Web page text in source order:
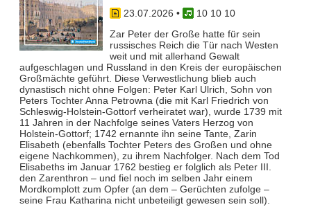
23.07.2026 •
10 10 10
Zar Peter der Große hatte für sein
russisches Reich die Tür nach Westen
weit und mit allerhand Gewalt
aufgeschlagen und Russland in den Kreis der europäischen
Großmächte geführt. Diese Verwestlichung blieb auch
dynastisch nicht ohne Folgen: Peter Karl Ulrich, Sohn von
Peters Tochter Anna Petrowna (die mit Karl Friedrich von
Schleswig-Holstein-Gottorf verheiratet war), wurde 1739 mit
11 Jahren in der Nachfolge seines Vaters Herzog von
Holstein-Gottorf; 1742 ernannte ihn seine Tante, Zarin
Elisabeth (ebenfalls Tochter Peters des Großen und ohne
eigene Nachkommen), zu ihrem Nachfolger. Nach dem Tod
Elisabeths im Januar 1762 bestieg er folglich als Peter III.
den Zarenthron – und fiel noch im selben Jahr einem
Mordkomplott zum Opfer (an dem – Gerüchten zufolge –
seine Frau Katharina nicht unbeteiligt gewesen sein soll).